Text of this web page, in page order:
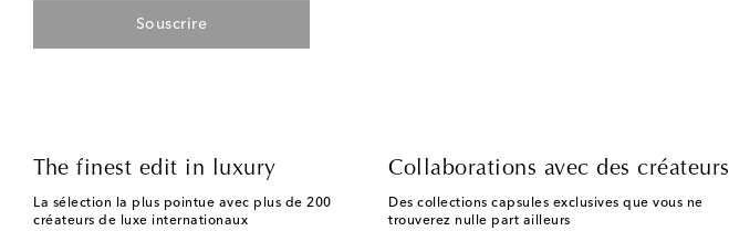
Souscrire
The finest edit in luxury
La sélection la plus pointue avec plus de 200
créateurs de luxe internationaux
Collaborations avec des créateurs
Des collections capsules exclusives que vous ne
trouverez nulle part ailleurs